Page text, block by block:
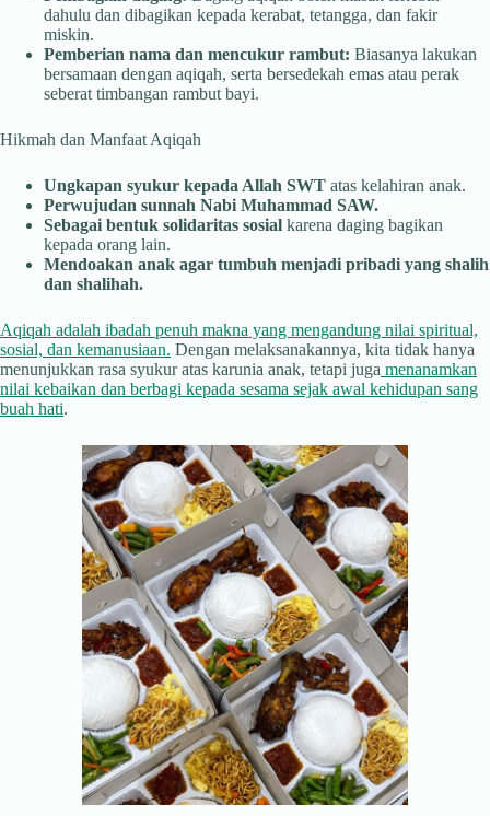
dahulu dan dibagikan kepada kerabat, tetangga, dan fakir
miskin.
Pemberian nama dan mencukur rambut: Biasanya lakukan
bersamaan dengan aqiqah, serta bersedekah emas atau perak
seberat timbangan rambut bayi.
Hikmah dan Manfaat Aqiqah
Ungkapan syukur kepada Allah SWT atas kelahiran anak.
Perwujudan sunnah Nabi Muhammad SAW.
Sebagai bentuk solidaritas sosial karena daging bagikan
kepada orang lain.
Mendoakan anak agar tumbuh menjadi pribadi yang shalih
dan shalihah.
Aqiqah adalah ibadah penuh makna yang mengandung nilai spiritual,
sosial, dan kemanusiaan. Dengan melaksanakannya, kita tidak hanya
menunjukkan rasa syukur atas karunia anak, tetapi juga menanamkan
nilai kebaikan dan berbagi kepada sesama sejak awal kehidupan sang
buah hati.